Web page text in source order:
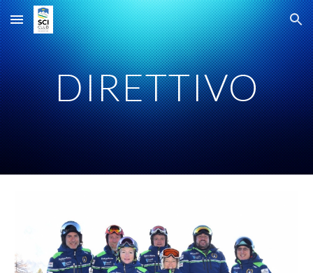
Skip to main content Skip to navigation
DIRETTIVO